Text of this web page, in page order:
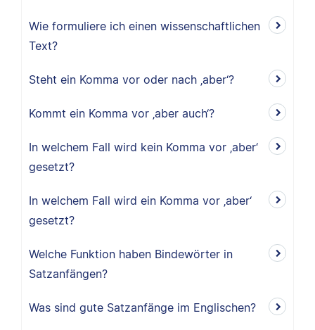
Wie formuliere ich einen wissenschaftlichen
Text?
Steht ein Komma vor oder nach ‚aber‘?
Kommt ein Komma vor ‚aber auch‘?
In welchem Fall wird kein Komma vor ‚aber‘
gesetzt?
In welchem Fall wird ein Komma vor ‚aber‘
gesetzt?
Welche Funktion haben Bindewörter in
Satzanfängen?
Was sind gute Satzanfänge im Englischen?